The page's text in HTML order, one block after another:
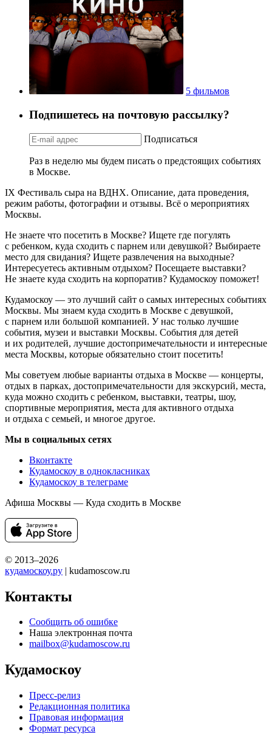
5 фильмов
Подпишетесь на почтовую рассылку?
Подписаться
Раз в неделю мы будем писать о предстоящих событиях
в Москве.
IX Фестиваль сыра на ВДНХ. Описание, дата проведения,
режим работы, фотографии и отзывы. Всё о мероприятиях
Москвы.
Не знаете что посетить в Москве? Ищете где погулять
с ребенком, куда сходить с парнем или девушкой? Выбираете
место для свидания? Ищете развлечения на выходные?
Интересуетесь активным отдыхом? Посещаете выставки?
Не знаете куда сходить на корпоратив? Кудамоскоу поможет!
Кудамоскоу — это лучший сайт о самых интересных событиях
Москвы. Мы знаем куда сходить в Москве с девушкой,
с парнем или большой компанией. У нас только лучшие
события, музеи и выставки Москвы. События для детей
и их родителей, лучшие достопримечательности и интересные
места Москвы, которые обязательно стоит посетить!
Мы советуем любые варианты отдыха в Москве — концерты,
отдых в парках, достопримечательности для экскурсий, места,
куда можно сходить с ребенком, выставки, театры, шоу,
спортивные мероприятия, места для активного отдыха
и отдыха с семьей, и многое другое.
Мы в социальных сетях
Вконтакте
Кудамоскоу в однокласниках
Кудамоскоу в телеграме
Афиша Москвы — Куда сходить в Москве
© 2013–2026
кудамоскоу.ру | kudamoscow.ru
Контакты
Сообщить об ошибке
Наша электронная почта
mailbox@kudamoscow.ru
Кудамоскоу
Пресс-релиз
Редакционная политика
Правовая информация
Формат ресурса